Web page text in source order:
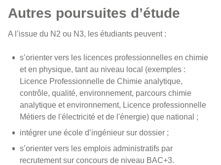
Autres poursuites d’étude
A l’issue du N2 ou N3, les étudiants peuvent :
s’orienter vers les licences professionnelles en chimie
et en physique, tant au niveau local (exemples :
Licence Professionnelle de Chimie analytique,
contrôle, qualité, environnement, parcours chimie
analytique et environnement, Licence professionnelle
Métiers de l'électricité et de l'énergie) que national ;
intégrer une école d’ingénieur sur dossier ;
s’orienter vers les emplois administratifs par
recrutement sur concours de niveau BAC+3.